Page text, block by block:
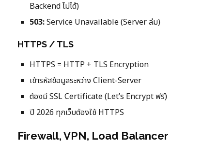
Backend ไม่ได้)
503:Service Unavailable (Server ล่ม)
HTTPS / TLS
HTTPS = HTTP + TLS Encryption
เข้ารหัสข้อมูลระหว่าง Client-Server
ต้องมี SSL Certificate (Let’s Encrypt ฟรี)
ปี 2026 ทุกเว็บต้องใช้ HTTPS
Firewall, VPN, Load Balancer